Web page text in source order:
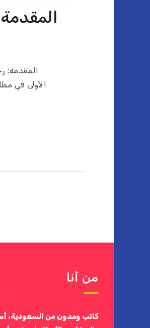
المقدمة:
الأولى في
من أنا
كاتب ومدون من السعودية،